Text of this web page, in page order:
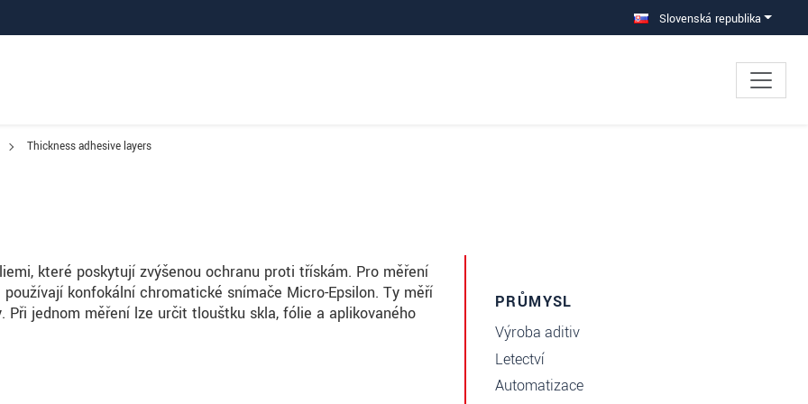
Slovenská republika
Thickness adhesive layers
které poskytují zvýšenou ochranu proti třískám. Pro měření
konfokální chromatické snímače Micro-Epsilon. Ty měří
jednom měření lze určit tloušťku skla, fólie a aplikovaného
PRŮMYSL
Výroba aditiv
Letectví
Automatizace